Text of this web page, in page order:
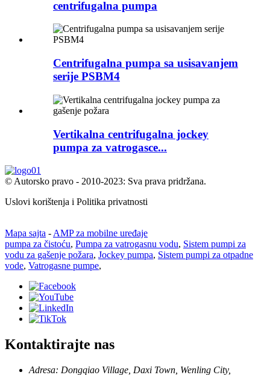
centrifugalna pumpa
Centrifugalna pumpa sa usisavanjem
serije PSBM4
Vertikalna centrifugalna jockey
pumpa za vatrogasce...
© Autorsko pravo - 2010-2023: Sva prava pridržana.
Uslovi korištenja i Politika privatnosti
Mapa sajta - AMP za mobilne uređaje
pumpa za čistoću, Pumpa za vatrogasnu vodu, Sistem pumpi za
vodu za gašenje požara, Jockey pumpa, Sistem pumpi za otpadne
vode, Vatrogasne pumpe,
Kontaktirajte nas
Adresa: Dongqiao Village, Daxi Town, Wenling City,